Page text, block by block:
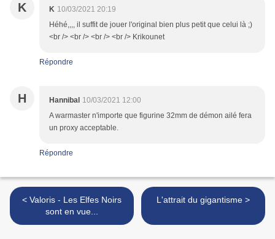
K K 10/03/2021 20:19
Héhé,,,, il suffit de jouer l'original bien plus petit que celui là ;)
<br /> <br /> <br /> <br /> Krikounet
Répondre
H Hannibal 10/03/2021 12:00
A warmaster n'importe que figurine 32mm de démon ailé fera
un proxy acceptable.
Répondre
< Valoris - Les Elfes Noirs
sont en vue...
L'attrait du gigantisme >